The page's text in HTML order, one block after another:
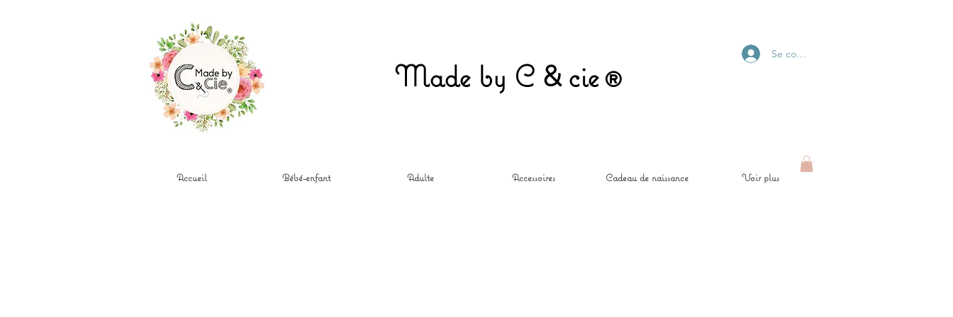
Made by C &cie®
Se connecter
Accueil Bébé-enfant Adulte Accessoires Cadeau de naissance Voir plus